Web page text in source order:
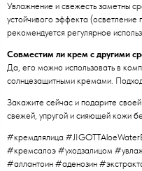
Увлажнение и свежесть заметны
устойчивого эффекта (осветление
рекомендуется регулярное
Совместим ли крем с другими
Да, его можно использовать в
солнцезащитными кремами.
Закажите сейчас и подарите
свежей, упругой и сияющей кожи
#кремдлялица
#кремсалоэ #уходзалицом
#аллантоин #аденозин